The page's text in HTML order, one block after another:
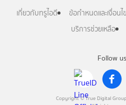
Follow us
Copyright © True Digital
เกี่ยวกับทรูไอดี ข้อกำหนดและเงื่อนไข
บริการช่วยเหลือ